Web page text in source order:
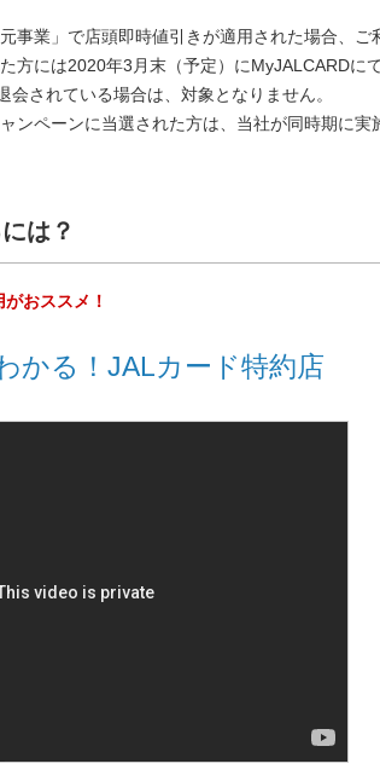
事業」で店頭即時値引きが適用された場合、
方には2020年3月末（予定）にMyJALCARDに
されている場合は、対象となりません。
ンペーンに当選された方は、当社が同時期に
は？
おススメ！
かる！JALカード特約店